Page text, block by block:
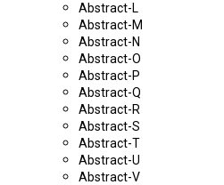
Abstract-L
Abstract-M
Abstract-N
Abstract-O
Abstract-P
Abstract-Q
Abstract-R
Abstract-S
Abstract-T
Abstract-U
Abstract-V